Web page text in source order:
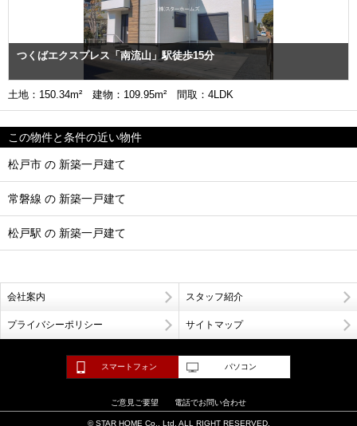
つくばエクスプレス「南流山」駅徒歩15分
土地：150.34m² 建物：109.95m² 間取：4LDK
この物件と条件の近い物件
松戸市 の 新築一戸建て
常磐線 の 新築一戸建て
松戸駅 の 新築一戸建て
会社案内 スタッフ紹介
プライバシーポリシー サイトマップ
スマートフォン パソコン
ご意見ご要望 電話でお問い合わせ
© STAR HOME Co., Ltd. ALL RIGHT RESERVED.